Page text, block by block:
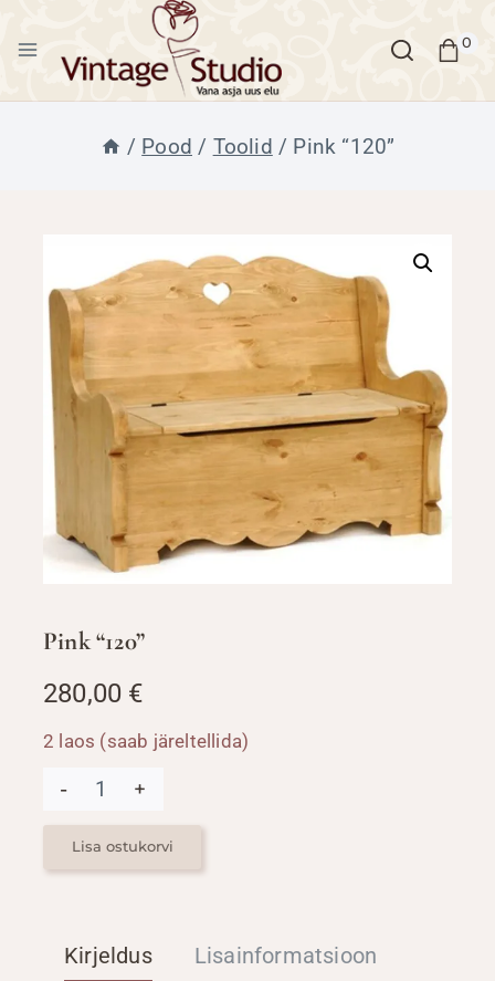
content
0
/ Pood / Toolid / Pink “120”
Pink “120”
280,00 €
2 laos (saab järeltellida)
Pink
"120"
kogus
Lisa ostukorvi
Kirjeldus Lisainformatsioon